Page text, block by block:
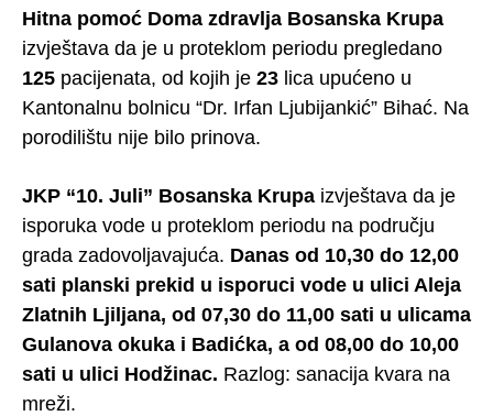
Hitna pomoć Doma zdravlja Bosanska Krupa
izvještava da je u proteklom periodu pregledano
125 pacijenata, od kojih je 23 lica upućeno u
Kantonalnu bolnicu “Dr. Irfan Ljubijankić” Bihać. Na
porodilištu nije bilo prinova.
JKP “10. Juli” Bosanska Krupa izvještava da je
isporuka vode u proteklom periodu na području
grada zadovoljavajuća. Danas od 10,30 do 12,00
sati planski prekid u isporuci vode u ulici Aleja
Zlatnih Ljiljana, od 07,30 do 11,00 sati u ulicama
Gulanova okuka i Badićka, a od 08,00 do 10,00
sati u ulici Hodžinac. Razlog: sanacija kvara na
mreži.